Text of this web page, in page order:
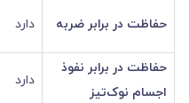
حفاظت در برابر ضربه دارد
حفاظت در برابر نفوذ
اجسام نوک‌تیز
دارد